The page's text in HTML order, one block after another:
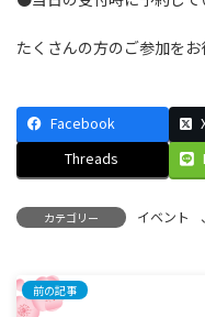
たくさんの方のご参加をお
Facebook
Threads
カテゴリー イベント 、
前の記事